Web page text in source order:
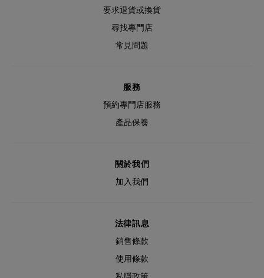
要求退貨或換貨
尋找專門店
常見問題
服務
預約專門店服務
產品保養
關於我們
加入我們
法律訊息
銷售條款
使用條款